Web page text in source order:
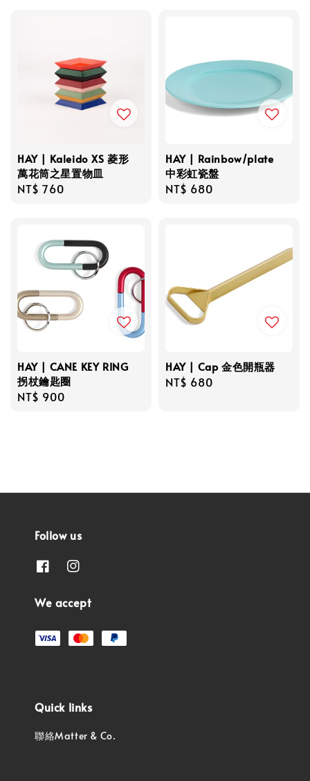
HAY | Kaleido XS 菱形
萬花筒之星置物皿
Regular
NT$ 760
HAY | Rainbow/plate
中彩虹瓷盤
Regular
NT$ 680
HAY | CANE KEY RING
拐杖鑰匙圈
Regular
NT$ 900
HAY | Cap 金色開瓶器
Regular
NT$ 680
Follow us
We accept
Quick links
聯絡Matter & Co.